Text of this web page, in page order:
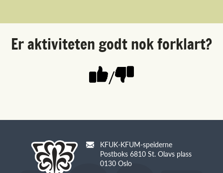
Er aktiviteten godt nok forklart?
/
KFUK-KFUM-speiderne
Postboks 6810 St. Olavs plass
0130 Oslo